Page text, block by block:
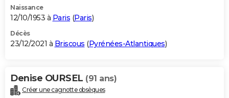
Naissance
12/10/1953 à Paris (Paris)
Décès
23/12/2021 à Briscous (Pyrénées-Atlantiques)
Denise OURSEL (91 ans)
Créer une cagnotte obsèques